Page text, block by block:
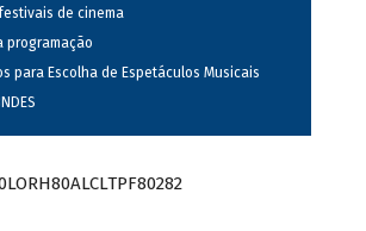
de cinema
programação
para Escolha de Espetáculos Musicais